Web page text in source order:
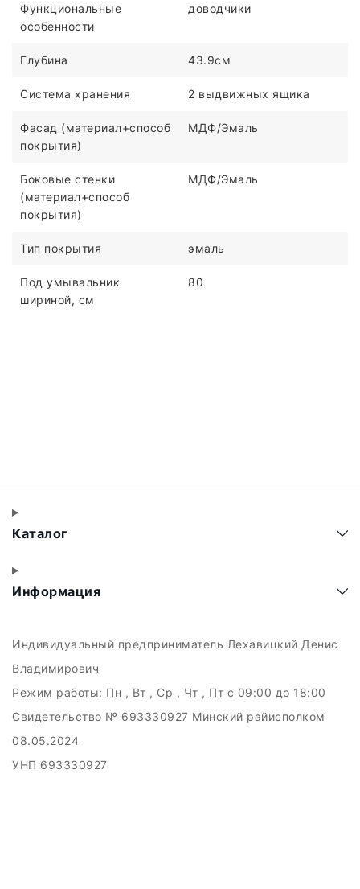
Функциональные
особенности
доводчики
Глубина 43.9см
Система хранения 2 выдвижных ящика
Фасад (материал+способ
покрытия)
МДФ/Эмаль
Боковые стенки
(материал+способ
покрытия)
МДФ/Эмаль
Тип покрытия эмаль
Под умывальник
шириной, см
80
Каталог
Информация
Индивидуальный предприниматель Лехавицкий Денис
Владимирович
Режим работы: Пн , Вт , Ср , Чт , Пт c 09:00 до 18:00
Свидетельство № 693330927 Минский райисполком
08.05.2024
УНП 693330927